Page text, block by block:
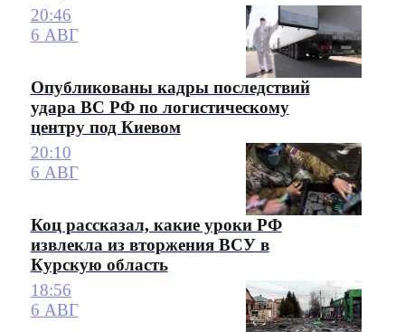
20:46
6 АВГ
Опубликованы кадры последствий
удара ВС РФ по логистическому
центру под Киевом
20:10
6 АВГ
Коц рассказал, какие уроки РФ
извлекла из вторжения ВСУ в
Курскую область
18:56
6 АВГ